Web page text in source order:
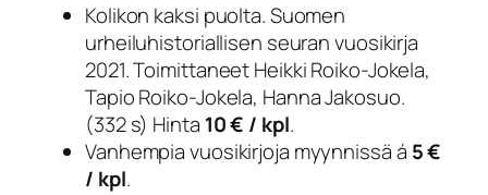
Kolikon kaksi puolta. Suomen
urheiluhistoriallisen seuran vuosikirja
2021. Toimittaneet Heikki Roiko-Jokela,
Tapio Roiko-Jokela, Hanna Jakosuo.
(332 s) Hinta 10 € / kpl.
Vanhempia vuosikirjoja myynnissä á 5 €
/ kpl.